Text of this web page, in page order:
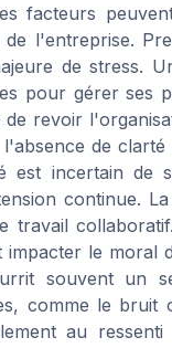
facteurs
l'entreprise.
de stress.
pour gérer ses
revoir
de
est incertain de
continue.
travail
le moral
souvent un
comme le
au